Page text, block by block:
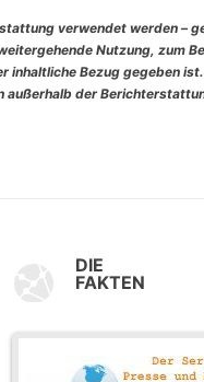
verwendet werden –
Nutzung, zum
inhaltliche Bezug gegeben
außerhalb der
DIE
FAKTEN